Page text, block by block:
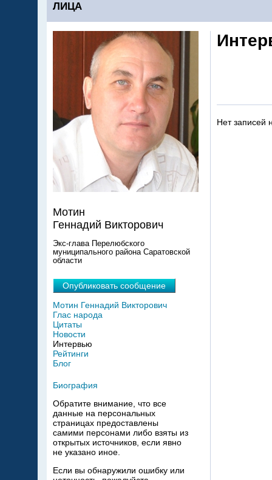
ЛИЦА
Нет записей
Мотин
Геннадий Викторович
Экс-глава Перелюбского
муниципального района Саратовской
области
Опубликовать сообщение
Мотин Геннадий Викторович
Глас народа
Цитаты
Новости
Интервью
Рейтинги
Блог
Биография
Обратите внимание, что все
данные на персональных
страницах предоставлены
самими персонами либо взяты из
открытых источников, если явно
не указано иное.
Если вы обнаружили ошибку или